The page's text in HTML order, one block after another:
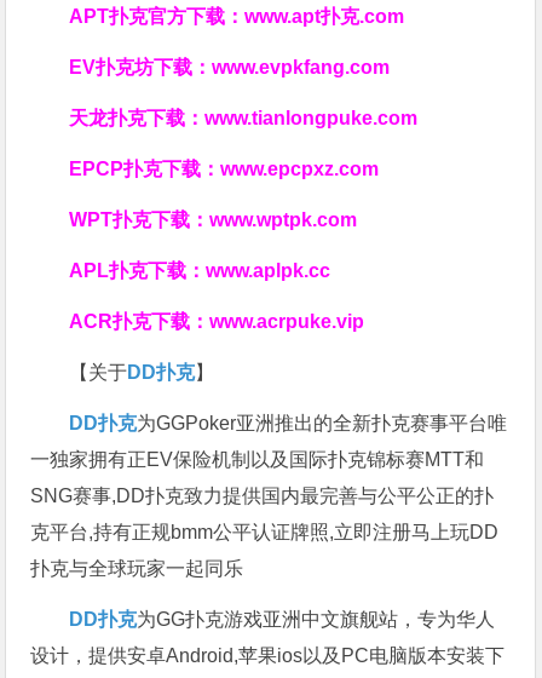
APT扑克官方下载：www.apt扑克.com
EV扑克坊下载：www.evpkfang.com
天龙扑克下载：www.tianlongpuke.com
EPCP扑克下载：www.epcpxz.com
WPT扑克下载：www.wptpk.com
APL扑克下载：www.aplpk.cc
ACR扑克下载：www.acrpuke.vip
【关于DD扑克】
DD扑克为GGPoker亚洲推出的全新扑克赛事平台唯
一独家拥有正EV保险机制以及国际扑克锦标赛MTT和
SNG赛事,DD扑克致力提供国内最完善与公平公正的扑
克平台,持有正规bmm公平认证牌照,立即注册马上玩DD
扑克与全球玩家一起同乐
DD扑克为GG扑克游戏亚洲中文旗舰站，专为华人
设计，提供安卓Android,苹果ios以及PC电脑版本安装下